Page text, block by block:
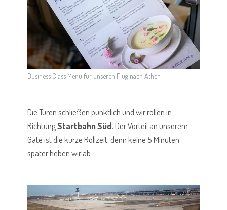
Business Class Menü für unseren Flug nach Athen
Die Türen schließen pünktlich und wir rollen in
RichtungStartbahn Süd.Der Vorteil an unserem
Gate ist die kurze Rollzeit, denn keine 5 Minuten
später heben wir ab.